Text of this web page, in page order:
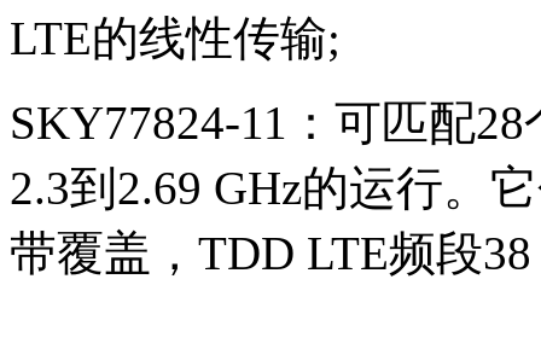
LTE的线性传输;
SKY77824-11：可匹配
2.3到2.69 GHz的运行。
带覆盖，TDD LTE频段